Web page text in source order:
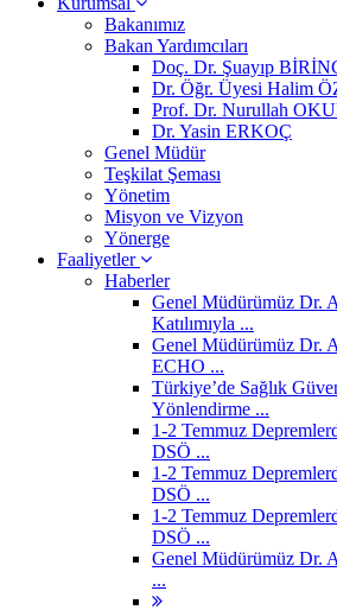
Bakanımız
Bakan Yardımcıları
Doç. Dr. Şuayıp
Dr. Öğr. Üyesi Halim
Prof. Dr. Nurullah
Dr. Yasin ERKOÇ
Genel Müdür
Teşkilat Şeması
Yönetim
Misyon ve Vizyon
Yönerge
Faaliyetler
Haberler
Genel Müdürümüz Dr.
Katılımıyla ...
Genel Müdürümüz Dr.
ECHO ...
Türkiye’de Sağlık
Yönlendirme ...
1-2 Temmuz
DSÖ ...
1-2 Temmuz
DSÖ ...
1-2 Temmuz
DSÖ ...
Genel Müdürümüz Dr.
...